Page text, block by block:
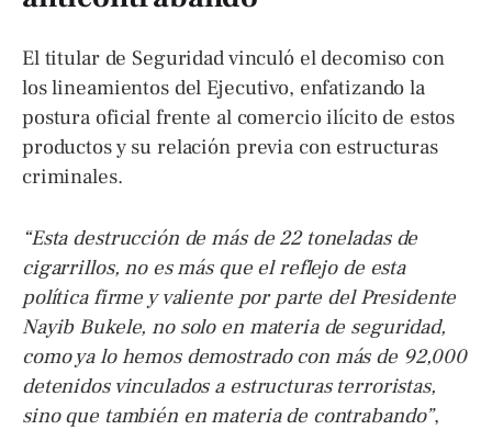
El titular de Seguridad vinculó el decomiso con
los lineamientos del Ejecutivo, enfatizando la
postura oficial frente al comercio ilícito de estos
productos y su relación previa con estructuras
criminales.
“Esta destrucción de más de 22 toneladas de
cigarrillos, no es más que el reflejo de esta
política firme y valiente por parte del Presidente
Nayib Bukele, no solo en materia de seguridad,
como ya lo hemos demostrado con más de 92,000
detenidos vinculados a estructuras terroristas,
sino que también en materia de contrabando”,